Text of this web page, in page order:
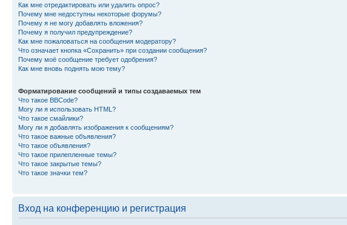
Как мне отредактировать или удалить опрос?
Почему мне недоступны некоторые форумы?
Почему я не могу добавлять вложения?
Почему я получил предупреждение?
Как мне пожаловаться на сообщения модератору?
Что означает кнопка «Сохранить» при создании сообщения?
Почему моё сообщение требует одобрения?
Как мне вновь поднять мою тему?
Форматирование сообщений и типы создаваемых тем
Что такое BBCode?
Могу ли я использовать HTML?
Что такое смайлики?
Могу ли я добавлять изображения к сообщениям?
Что такое важные объявления?
Что такое объявления?
Что такое прилепленные темы?
Что такое закрытые темы?
Что такое значки тем?
Вход на конференцию и регистрация